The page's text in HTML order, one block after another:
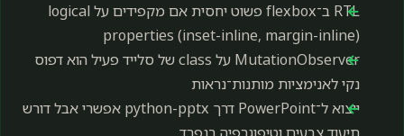
RTL ב־flexbox פשוט יחסית אם מקפידים על logical
properties (inset-inline, margin-inline)
MutationObserver על class של סלייד פעיל הוא דפוס
נקי לאנימציות מותנות־נראות
ייצוא ל־PowerPoint דרך python-pptx אפשרי אבל דורש